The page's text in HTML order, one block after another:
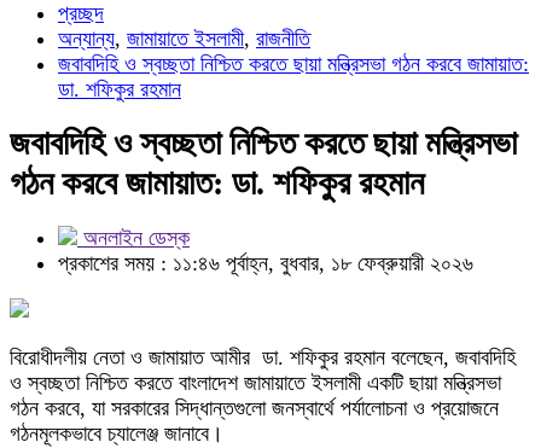
প্রচ্ছদ
অন্যান্য, জামায়াতে ইসলামী, রাজনীতি
জবাবদিহি ও স্বচ্ছতা নিশ্চিত করতে ছায়া মন্ত্রিসভা গঠন করবে জামায়াত:
ডা. শফিকুর রহমান
জবাবদিহি ও স্বচ্ছতা নিশ্চিত করতে ছায়া মন্ত্রিসভা
গঠন করবে জামায়াত: ডা. শফিকুর রহমান
অনলাইন ডেস্ক
প্রকাশের সময় : ১১:৪৬ পূর্বাহ্ন, বুধবার, ১৮ ফেব্রুয়ারী ২০২৬
বিরোধীদলীয় নেতা ও জামায়াত আমীর ডা. শফিকুর রহমান বলেছেন, জবাবদিহি
ও স্বচ্ছতা নিশ্চিত করতে বাংলাদেশ জামায়াতে ইসলামীএকটি ছায়া মন্ত্রিসভা
গঠন করবে, যা সরকারের সিদ্ধান্তগুলো জনস্বার্থে পর্যালোচনা ও প্রয়োজনে
গঠনমূলকভাবে চ্যালেঞ্জ জানাবে।